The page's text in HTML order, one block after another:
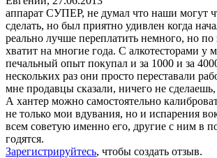
аппарат СУПЕР, не думал что наши могут
сделать, но был приятно удивлен когда
реально лучше переплатить немного, но
хватит на многие года. С алкотесторами у
печальный опыт покупал и за 1000 и за
нескольких раз они просто переставали
мне продавцы сказали, ничего не
А хантер можно самостоятельно
не только мои вдувания, но и испарения
всем советую именно его, другие с ним в
годятся.
Зарегистрируйтесь, чтобы создать отзыв.